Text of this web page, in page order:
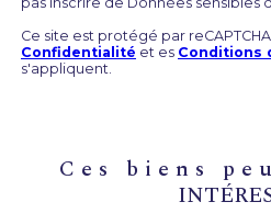
Ce site est protégé par
Confidentialité et es Conditions
s'appliquent.
ces biens